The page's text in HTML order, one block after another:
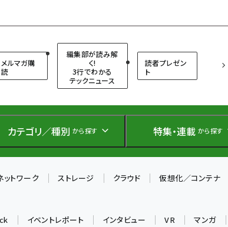
メルマガ購
読
編集部が読み解
く!
3行でわかる
テックニュース
読者プレゼン
ト
カテゴリ／種別 から探す 特集・連載 から探す
ットワーク ストレージ クラウド 仮想化／コンテナ
イベントレポート インタビュー VR マンガ